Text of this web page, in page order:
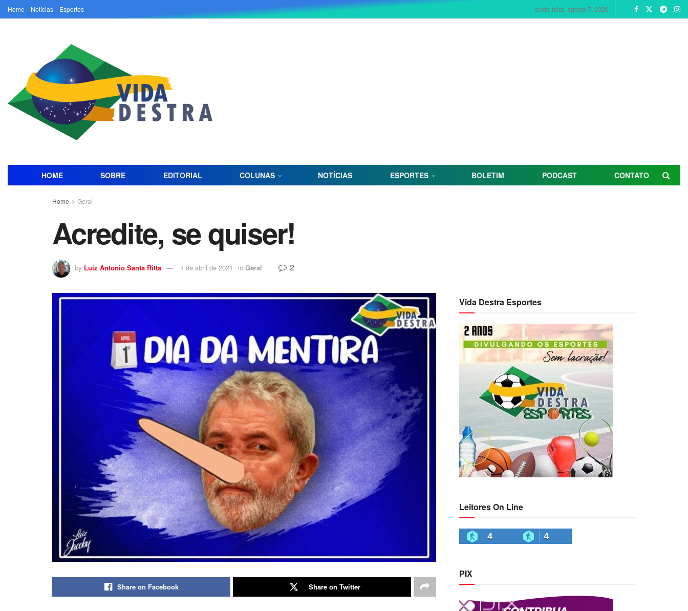
Home Notícias Esportes sexta-feira, agosto 7, 2026
HOME SOBRE EDITORIAL COLUNAS NOTÍCIAS ESPORTES BOLETIM PODCAST CONTATO
Home Geral
Acredite, se quiser!
by Luiz Antonio Santa Ritta 1 de abril de 2021 in Geral 2
Share on Facebook Share on Twitter
Vida Destra Esportes
Leitores On Line
4 4
PIX